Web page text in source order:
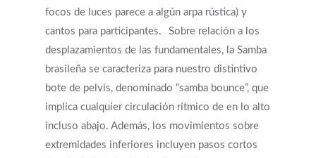
focos de luces parece a algún arpa rústica) y
cantos para participantes.
Sobre relación a los
desplazamientos de las fundamentales, la Samba
brasileña se caracteriza para nuestro distintivo
bote de pelvis, denominado “samba bounce”, que
implica cualquier circulación rítmico de en lo alto
incluso abajo. Además, los movimientos sobre
extremidades inferiores incluyen pasos cortos